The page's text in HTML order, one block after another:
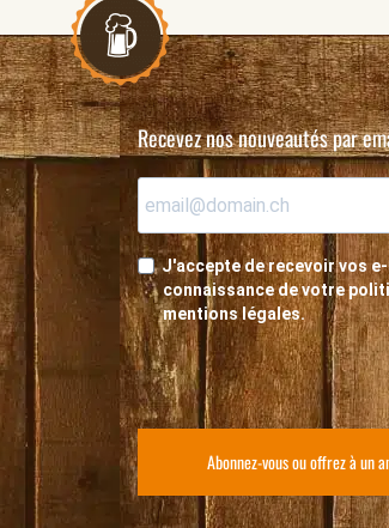
Recevez nos nouveautés par
J'accepte de recevoir vos
connaissance de votre
mentions légales.
Abonnez-vous ou offrez à un